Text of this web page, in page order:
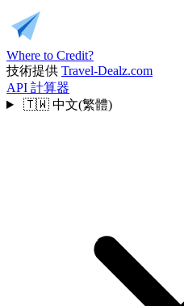
Where to Credit?
技術提供 Travel-Dealz.com
API 計算器
🇹🇼 中文(繁體)